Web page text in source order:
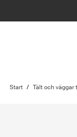
Start / Tält och väggar